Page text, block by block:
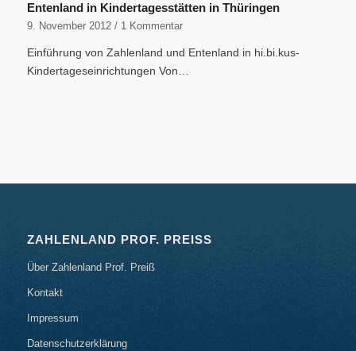
Entenland in Kindertagesstätten in Thüringen
9. November 2012 / 1 Kommentar
Einführung von Zahlenland und Entenland in hi.bi.kus-
Kindertageseinrichtungen Von…
ZAHLENLAND PROF. PREISS
Über Zahlenland Prof. Preiß
Kontakt
Impressum
Datenschutzerklärung